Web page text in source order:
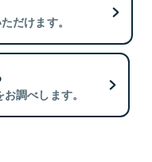
だけます。
調べします。